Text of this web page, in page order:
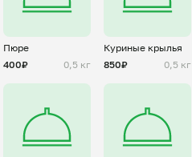
Пюре
400₽
0,5 кг
Куриные крылья
850₽
0,5 кг